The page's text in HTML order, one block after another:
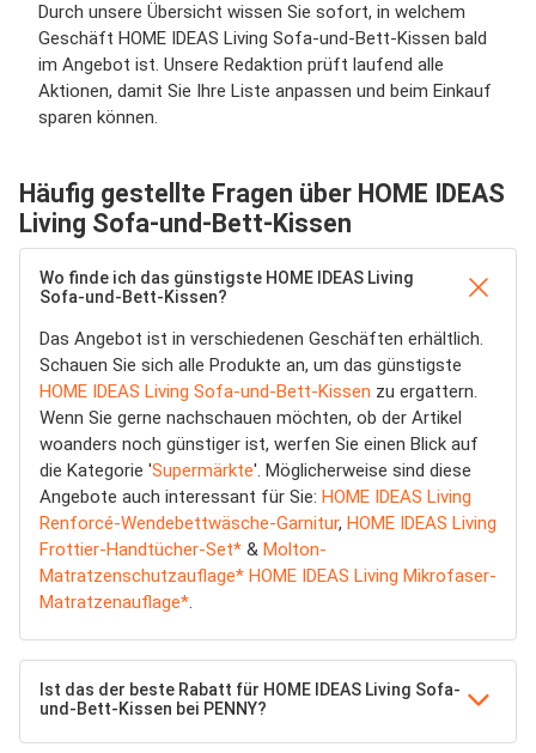
Durch unsere Übersicht wissen Sie sofort, in welchem
Geschäft HOME IDEAS Living Sofa-und-Bett-Kissen bald
im Angebot ist. Unsere Redaktion prüft laufend alle
Aktionen, damit Sie Ihre Liste anpassen und beim Einkauf
sparen können.
Häufig gestellte Fragen über HOME IDEAS
Living Sofa-und-Bett-Kissen
Wo finde ich das günstigste HOME IDEAS Living
Sofa-und-Bett-Kissen?
Das Angebot ist in verschiedenen Geschäften erhältlich.
Schauen Sie sich alle Produkte an, um das günstigste
HOME IDEAS Living Sofa-und-Bett-Kissen zu ergattern.
Wenn Sie gerne nachschauen möchten, ob der Artikel
woanders noch günstiger ist, werfen Sie einen Blick auf
die Kategorie 'Supermärkte'. Möglicherweise sind diese
Angebote auch interessant für Sie: HOME IDEAS Living
Renforcé-Wendebettwäsche-Garnitur, HOME IDEAS Living
Frottier-Handtücher-Set* & Molton-
Matratzenschutzauflage* HOME IDEAS Living Mikrofaser-
Matratzenauflage*.
Ist das der beste Rabatt für HOME IDEAS Living Sofa-
und-Bett-Kissen bei PENNY?